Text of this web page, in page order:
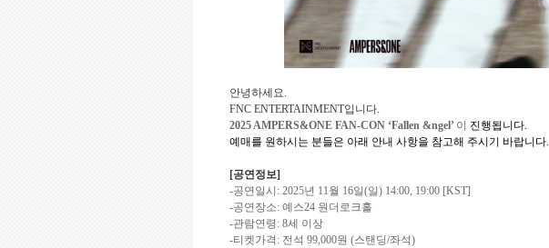
안녕하세요.
FNC ENTERTAINMENT입니다.
2025 AMPERS&ONE FAN-CON ‘Fallen &ngel’ 이 진행됩니다.
예매를 원하시는 분들은 아래 안내 사항을 참고해 주시기 바랍니다.
[공연정보]
-공연일시 : 2025년 11월 16일 (일 ) 14:00, 19:00 [KST]
-공연장소: 예스24 원더로크홀
-관람연령: 8세 이상
-티켓가격 : 전석 99,000원 (스탠딩/좌석)